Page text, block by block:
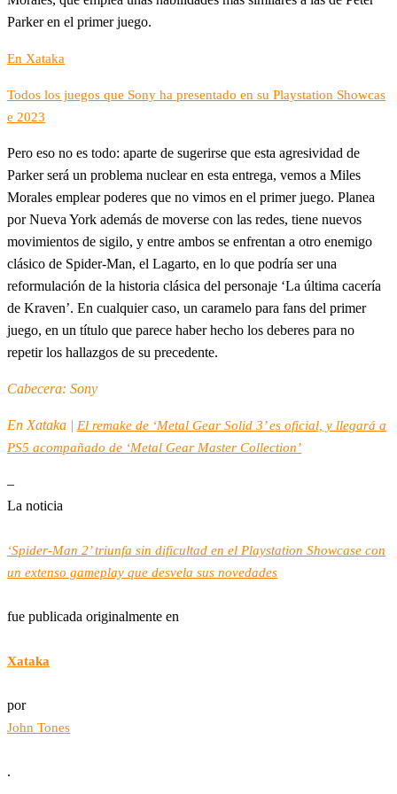
Parker en el primer juego.
En Xataka
Todos los juegos que Sony ha presentado en su Playstation Showcas
e 2023
Pero eso no es todo: aparte de sugerirse que esta agresividad de
Parker será un problema nuclear en esta entrega, vemos a Miles
Morales emplear poderes que no vimos en el primer juego. Planea
por Nueva York además de moverse con las redes, tiene nuevos
movimientos de sigilo, y entre ambos se enfrentan a otro enemigo
clásico de Spider-Man, el Lagarto, en lo que podría ser una
reformulación de la historia clásica del personaje ‘La última cacería
de Kraven’. En cualquier caso, un caramelo para fans del primer
juego, en un título que parece haber hecho los deberes para no
repetir los hallazgos de su precedente.
Cabecera: Sony
En Xataka | El remake de ‘Metal Gear Solid 3’ es oficial, y llegará a
PS5 acompañado de ‘Metal Gear Master Collection’
–
La noticia
‘Spider-Man 2’ triunfa sin dificultad en el Playstation Showcase con
un extenso gameplay que desvela sus novedades
fue publicada originalmente en
Xataka
por
John Tones
.